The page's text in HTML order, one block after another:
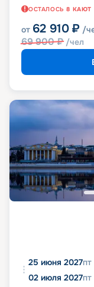
ОСТАЛОСЬ 8 КАЮТ
от 62 910 ₽ /
69 900₽ /чел
25 июня 2027пт
02 июля 2027пт